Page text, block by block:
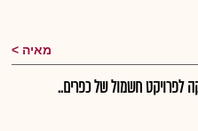
מאיה
לפרויקט חשמול של כפרים..